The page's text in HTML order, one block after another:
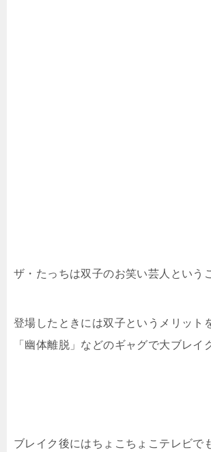
ザ・たっちは双子のお笑い芸人という
登場したときには双子というメリット
「幽体離脱」などのギャグで大ブレイ
ブレイク後にはちょこちょこテレビで